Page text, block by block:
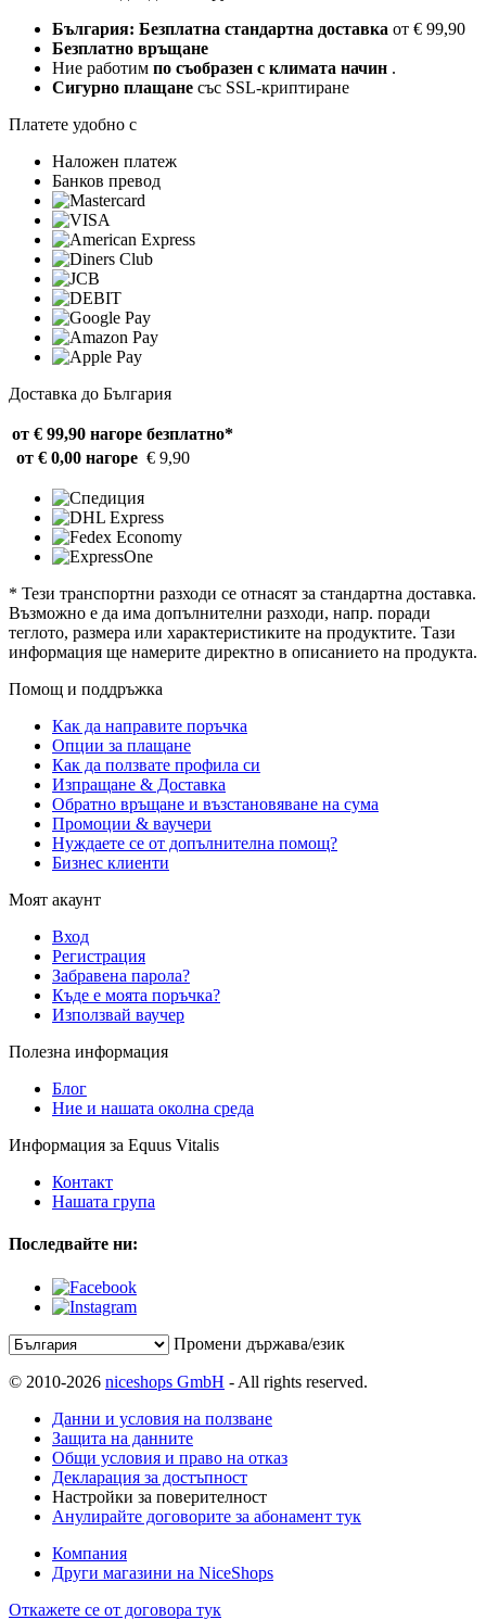
България: Безплатна стандартна доставка от € 99,90
Безплатно връщане
Ние работим по съобразен с климата начин .
Сигурно плащане със SSL-криптиране
Платете удобно с
Наложен платеж
Банков превод
Доставка до България
от € 99,90 нагоре безплатно*
от € 0,00 нагоре € 9,90
* Тези транспортни разходи се отнасят за стандартна доставка.
Възможно е да има допълнителни разходи, напр. поради
теглото, размера или характеристиките на продуктите. Тази
информация ще намерите директно в описанието на продукта.
Помощ и поддръжка
Как да направите поръчка
Опции за плащане
Как да ползвате профила си
Изпращане & Доставка
Обратно връщане и възстановяване на сума
Промоции & ваучери
Нуждаете се от допълнителна помощ?
Бизнес клиенти
Моят акаунт
Вход
Регистрация
Забравена парола?
Къде е моята поръчка?
Използвай ваучер
Полезна информация
Блог
Ние и нашата околна среда
Информация за Equus Vitalis
Контакт
Нашата група
Последвайте ни:
Промени държава/език
© 2010-2026 niceshops GmbH - All rights reserved.
Данни и условия на ползване
Защита на данните
Общи условия и право на отказ
Декларация за достъпност
Настройки за поверителност
Анулирайте договорите за абонамент тук
Компания
Други магазини на NiceShops
Откажете се от договора тук